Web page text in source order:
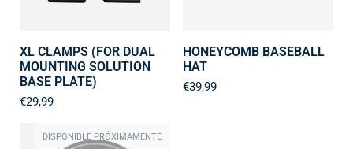
XL CLAMPS (FOR DUAL
MOUNTING SOLUTION
BASE PLATE)
€29,99
HONEYCOMB BASEBALL
HAT
€39,99
DISPONIBLE PRÓXIMAMENTE